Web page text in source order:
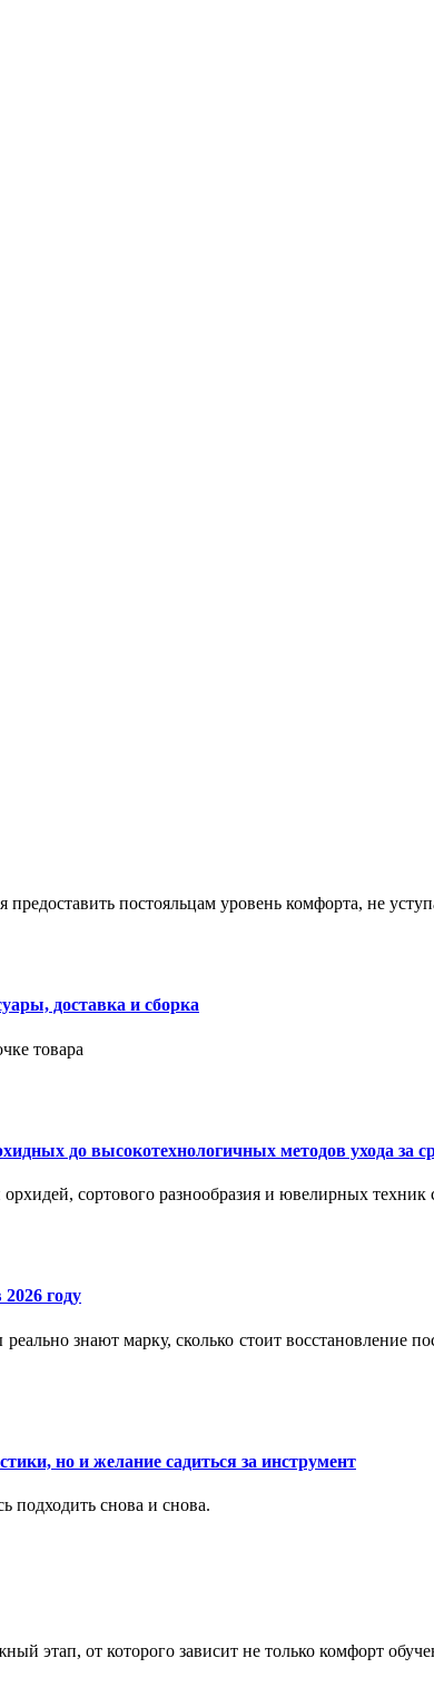
постояльцам уровень комфорта, не
доставка и сборка
товара
до высокотехнологичных методов ухода за
сортового разнообразия и ювелирных техник
году
знают марку, сколько стоит восстановление
но и желание садиться за инструмент
подходить снова и снова.
этап, от которого зависит не только комфорт